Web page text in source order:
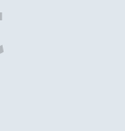
inscription dans la
des «troubles liés
addictifs»